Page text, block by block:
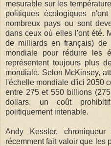
mesurable sur les
politiques écologiques
nombreux pays ou sont
dans ceux où elles l'ont été.
de milliards en français) de
mondiale pour réduire les
représentent toujours plus
mondiale. Selon McKinsey,
l'échelle mondiale d'ici 2050
entre 275 et 550 billions
dollars, un coût
politiquement intenable.
Andy Kessler,
récemment fait valoir que les